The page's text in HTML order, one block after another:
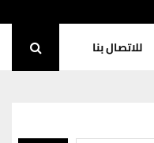
للاتصال بنا